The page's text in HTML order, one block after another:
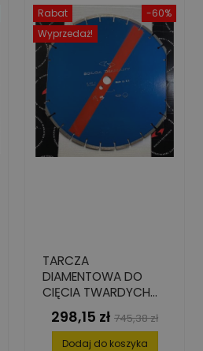
-60%
Rabat
Wyprzedaż!
TARCZA
DIAMENTOWA DO
CIĘCIA TWARDYCH
MATERIAŁÓW, 400
MM X 25.4 MM X 3.4
MM X 6.5 MM
Cena
298,15 zł Cena
podstawowa
745,38 zł
Dodaj do koszyka